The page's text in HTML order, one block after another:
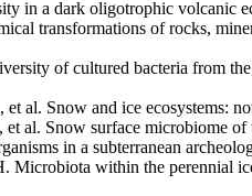
in a dark oligotrophic volcanic
transformations of rocks,
of cultured bacteria from
al. Snow and ice ecosystems:
al. Snow surface microbiome
in a subterranean
Microbiota within the perennial